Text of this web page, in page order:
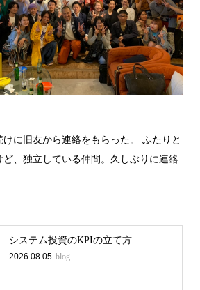
けに旧友から連絡をもらった。 ふたりと
ど、独立している仲間。久しぶりに連絡
システム投資のKPIの立て方
2026.08.05 blog